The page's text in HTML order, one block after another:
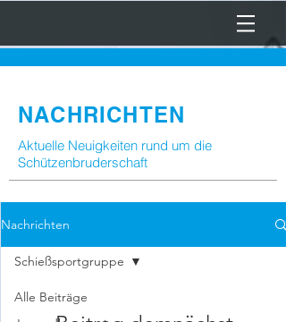
NACHRICHTEN
Aktuelle Neuigkeiten rund um die
Schützenbruderschaft
Nachrichten
Alle Beiträge
Schießsportgruppe